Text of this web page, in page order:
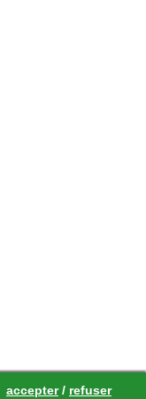
accepter/ refuser